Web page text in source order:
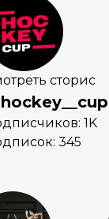
сторис
1K
345